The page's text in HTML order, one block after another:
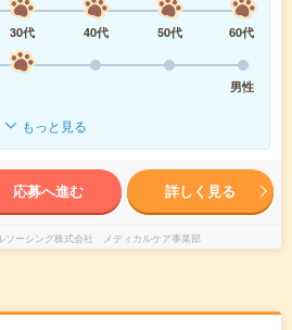
30代 40代 50代
60代
男性
もっと見る
応募へ進む 詳しく見る
ソーシング株式会社 メディカルケア事業部